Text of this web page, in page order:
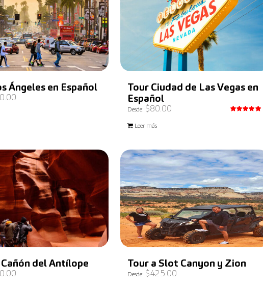
Ángeles en Español
Tour Ciudad de Las Vegas en
Español
Desde: $80.00
Leer más
del Antílope Tour a Slot Canyon y Zion
Desde: $425.00